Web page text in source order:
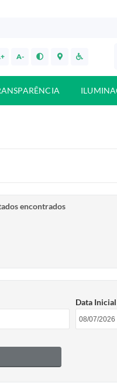
A-
encontrados
Data Inicial